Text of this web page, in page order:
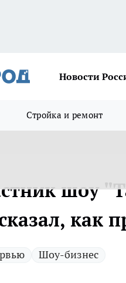
Новости
Стройка и ремонт
шоу
как
Шоу-бизнес